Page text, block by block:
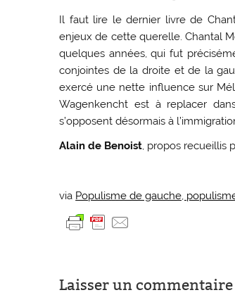
Il faut lire le dernier livre de
enjeux de cette querelle. Chantal
quelques années, qui fut
conjointes de la droite et de la
exercé une nette influence sur
Wagenkencht est à replacer
s’opposent désormais à
Alain de Benoist, propos recueillis
via Populisme de gauche,
Laisser un commentaire